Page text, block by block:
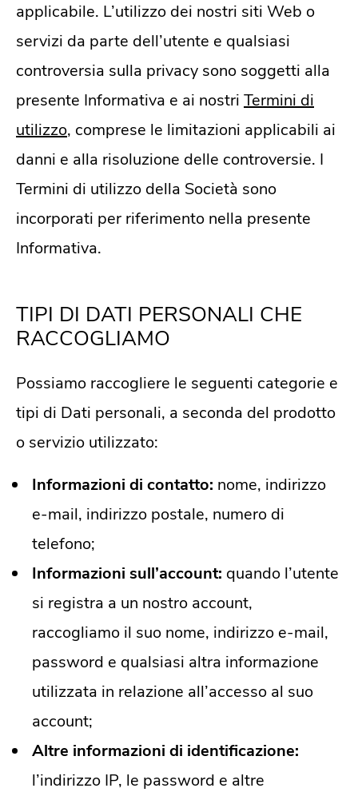
applicabile. L’utilizzo dei nostri siti Web o
servizi da parte dell’utente e qualsiasi
controversia sulla privacy sono soggetti alla
presente Informativa e ai nostri Termini di
utilizzo, comprese le limitazioni applicabili ai
danni e alla risoluzione delle controversie. I
Termini di utilizzo della Società sono
incorporati per riferimento nella presente
Informativa.
TIPI DI DATI PERSONALI CHE
RACCOGLIAMO
Possiamo raccogliere le seguenti categorie e
tipi di Dati personali, a seconda del prodotto
o servizio utilizzato:
Informazioni di contatto: nome, indirizzo
e-mail, indirizzo postale, numero di
telefono;
Informazioni sull’account: quando l’utente
si registra a un nostro account,
raccogliamo il suo nome, indirizzo e-mail,
password e qualsiasi altra informazione
utilizzata in relazione all’accesso al suo
account;
Altre informazioni di identificazione:
l’indirizzo IP, le password e altre